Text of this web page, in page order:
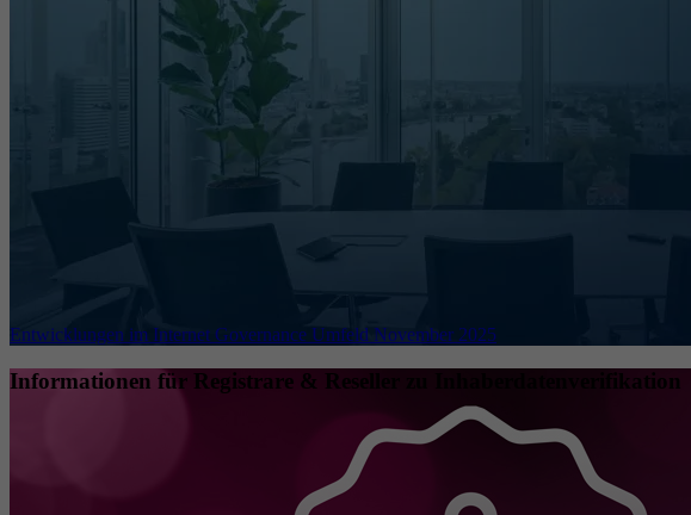
Entwicklungen im Internet Governance Umfeld November 2025
Informationen für Registrare & Reseller zu Inhaberdatenverifikation